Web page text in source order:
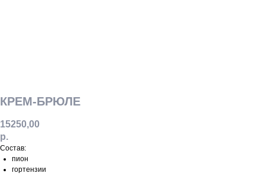
КРЕМ-БРЮЛЕ
15250,00
р.
Состав:
пион
гортензии